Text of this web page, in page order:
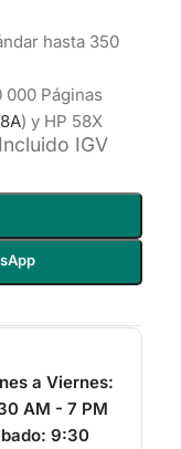
hasta 350
000 Páginas
) y HP 58X
Incluido IGV
a Viernes:
AM - 7 PM
9:30